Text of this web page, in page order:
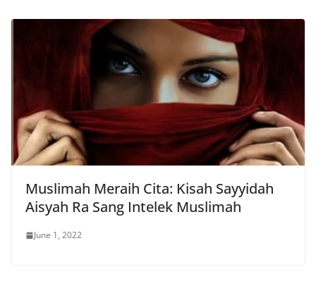
Muslimah Meraih Cita: Kisah Sayyidah
Aisyah Ra Sang Intelek Muslimah
June 1, 2022